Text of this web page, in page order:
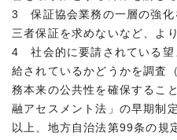
3 保証協会業務の一層の強化
三者保証を求めないなど、よ
4 社会的に要請されている望
給されているかどうかを調査
務本来の公共性を確保するこ
融アセスメント法」の早期制
以上、地方自治法第99条の規